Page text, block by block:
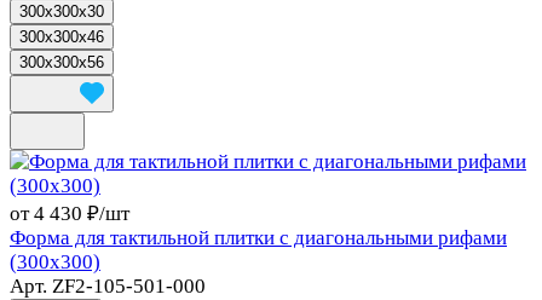
300x300x30
300x300x46
300x300x56
от 4 430 ₽/шт
Форма для тактильной плитки с диагональными рифами
(300х300)
Арт. ZF2-105-501-000